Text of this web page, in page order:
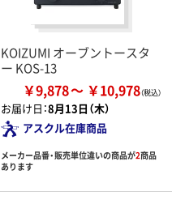
KOIZUMI オーブントースタ
ー KOS-13
￥9,878 ￥10,978
お届け日：8月13日（木）
アスクル在庫商品
メーカー品番・販売単位違いの商品が2商品
あります